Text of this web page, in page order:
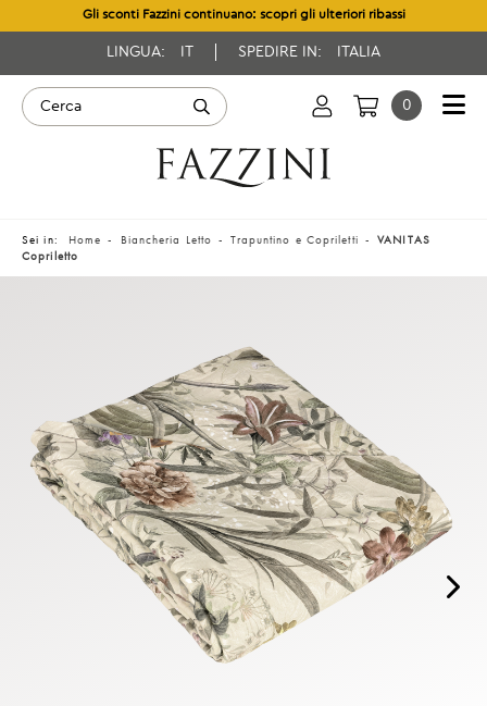
Gli sconti Fazzini continuano: scopri gli ulteriori ribassi
LINGUA: SPEDIRE IN: ITALIA
0
Sei in: Home Biancheria Letto Trapuntino e Copriletti
VANITAS
Copriletto